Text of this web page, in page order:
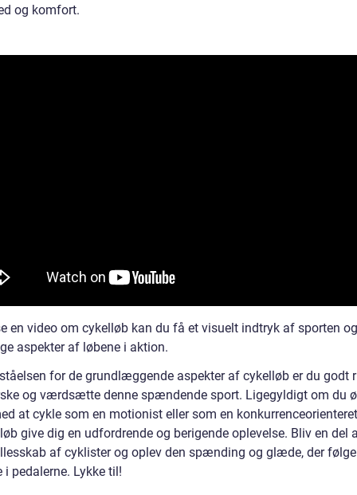
og komfort.
en video om cykelløb kan du få et visuelt indtryk af sporten
aspekter af løbene i aktion.
for de grundlæggende aspekter af cykelløb er du godt
og værdsætte denne spændende sport. Ligegyldigt om du
at cykle som en motionist eller som en
give dig en udfordrende og berigende oplevelse. Bliv en del
af cyklister og oplev den spænding og glæde, der
pedalerne. Lykke til!